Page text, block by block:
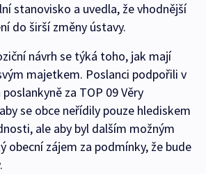
stanovisko a uvedla, že vhodnější
do širší změny ústavy.
návrh se týká toho, jak mají
majetkem. Poslanci podpořili v
za TOP 09 Věry
se obce neřídily pouze hlediskem
ale aby byl dalším možným
obecní zájem za podmínky, že bude